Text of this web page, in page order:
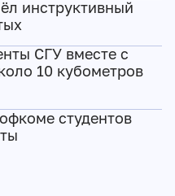
инструктивный
СГУ вместе с
10 кубометров
студентов